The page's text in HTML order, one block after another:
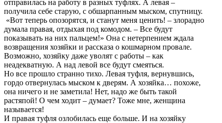
отправилась на работу в разных туфлях. А левая –
получила себе старую, с обшарпанным мыском, спутницу.
«Вот теперь опозорятся, и станут меня ценить! – злорадно
думала правая, отдыхая под комодом. – Все будут
показывать на них пальцем!» Она с нетерпением ждала
возвращения хозяйки и рассказа о кошмарном провале.
Возможно, хозяйку даже уволят с работы – как
неадекватную. А над левой все будут смеяться.
Но все прошло странно тихо. Левая туфля, вернувшись,
гордо отвернулась мыском к дверям. А хозяйка… похоже,
она ничего и не заметила! Нет, надо же быть такой
растяпой! О чем ходит – думает? Тоже мне, женщина
называется!
И правая туфля озлобилась еще больше. И на хозяйку